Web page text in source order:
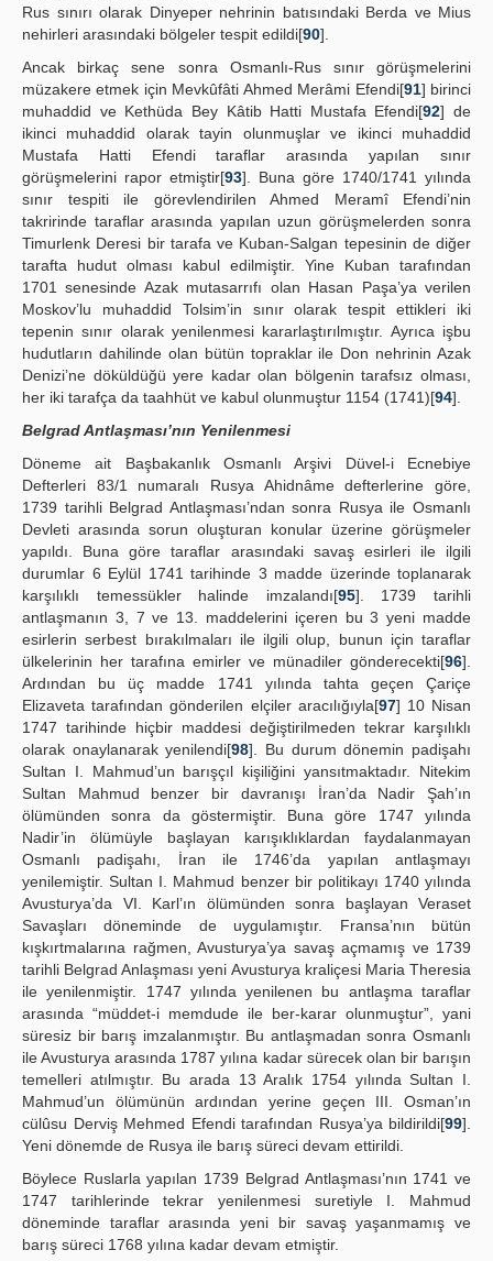
Rus sınırı olarak Dinyeper nehrinin batısındaki Berda ve Mius
nehirleri arasındaki bölgeler tespit edildi[90].
Ancak birkaç sene sonra Osmanlı-Rus sınır görüşmelerini
müzakere etmek için Mevkûfâti Ahmed Merâmi Efendi[91] birinci
muhaddid ve Kethüda Bey Kâtib Hatti Mustafa Efendi[92] de
ikinci muhaddid olarak tayin olunmuşlar ve ikinci muhaddid
Mustafa Hatti Efendi taraflar arasında yapılan sınır
görüşmelerini rapor etmiştir[93]. Buna göre 1740/1741 yılında
sınır tespiti ile görevlendirilen Ahmed Meramî Efendi’nin
takririnde taraflar arasında yapılan uzun görüşmelerden sonra
Timurlenk Deresi bir tarafa ve Kuban-Salgan tepesinin de diğer
tarafta hudut olması kabul edilmiştir. Yine Kuban tarafından
1701 senesinde Azak mutasarrıfı olan Hasan Paşa’ya verilen
Moskov’lu muhaddid Tolsim’in sınır olarak tespit ettikleri iki
tepenin sınır olarak yenilenmesi kararlaştırılmıştır. Ayrıca işbu
hudutların dahilinde olan bütün topraklar ile Don nehrinin Azak
Denizi’ne döküldüğü yere kadar olan bölgenin tarafsız olması,
her iki tarafça da taahhüt ve kabul olunmuştur 1154 (1741)[94].
Belgrad Antlaşması’nın Yenilenmesi
Döneme ait Başbakanlık Osmanlı Arşivi Düvel-i Ecnebiye
Defterleri 83/1 numaralı Rusya Ahidnâme defterlerine göre,
1739 tarihli Belgrad Antlaşması’ndan sonra Rusya ile Osmanlı
Devleti arasında sorun oluşturan konular üzerine görüşmeler
yapıldı. Buna göre taraflar arasındaki savaş esirleri ile ilgili
durumlar 6 Eylül 1741 tarihinde 3 madde üzerinde toplanarak
karşılıklı temessükler halinde imzalandı[95]. 1739 tarihli
antlaşmanın 3, 7 ve 13. maddelerini içeren bu 3 yeni madde
esirlerin serbest bırakılmaları ile ilgili olup, bunun için taraflar
ülkelerinin her tarafına emirler ve münadiler gönderecekti[96].
Ardından bu üç madde 1741 yılında tahta geçen Çariçe
Elizaveta tarafından gönderilen elçiler aracılığıyla[97] 10 Nisan
1747 tarihinde hiçbir maddesi değiştirilmeden tekrar karşılıklı
olarak onaylanarak yenilendi[98]. Bu durum dönemin padişahı
Sultan I. Mahmud’un barışçıl kişiliğini yansıtmaktadır. Nitekim
Sultan Mahmud benzer bir davranışı İran’da Nadir Şah’ın
ölümünden sonra da göstermiştir. Buna göre 1747 yılında
Nadir’in ölümüyle başlayan karışıklıklardan faydalanmayan
Osmanlı padişahı, İran ile 1746’da yapılan antlaşmayı
yenilemiştir. Sultan I. Mahmud benzer bir politikayı 1740 yılında
Avusturya’da VI. Karl’ın ölümünden sonra başlayan Veraset
Savaşları döneminde de uygulamıştır. Fransa’nın bütün
kışkırtmalarına rağmen, Avusturya’ya savaş açmamış ve 1739
tarihli Belgrad Anlaşması yeni Avusturya kraliçesi Maria Theresia
ile yenilenmiştir. 1747 yılında yenilenen bu antlaşma taraflar
arasında “müddet-i memdude ile ber-karar olunmuştur”, yani
süresiz bir barış imzalanmıştır. Bu antlaşmadan sonra Osmanlı
ile Avusturya arasında 1787 yılına kadar sürecek olan bir barışın
temelleri atılmıştır. Bu arada 13 Aralık 1754 yılında Sultan I.
Mahmud’un ölümünün ardından yerine geçen III. Osman’ın
cülûsu Derviş Mehmed Efendi tarafından Rusya’ya bildirildi[99].
Yeni dönemde de Rusya ile barış süreci devam ettirildi.
Böylece Ruslarla yapılan 1739 Belgrad Antlaşması’nın 1741 ve
1747 tarihlerinde tekrar yenilenmesi suretiyle I. Mahmud
döneminde taraflar arasında yeni bir savaş yaşanmamış ve
barış süreci 1768 yılına kadar devam etmiştir.